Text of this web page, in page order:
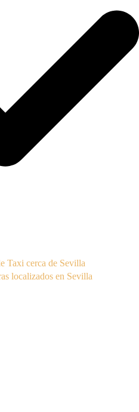
Taxi cerca de Sevilla
localizados en Sevilla